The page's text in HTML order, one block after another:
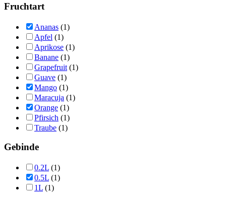
Fruchtart
Ananas (1)
Apfel (1)
Aprikose (1)
Banane (1)
Grapefruit (1)
Guave (1)
Mango (1)
Maracuja (1)
Orange (1)
Pfirsich (1)
Traube (1)
Gebinde
0.2L (1)
0.5L (1)
1L (1)